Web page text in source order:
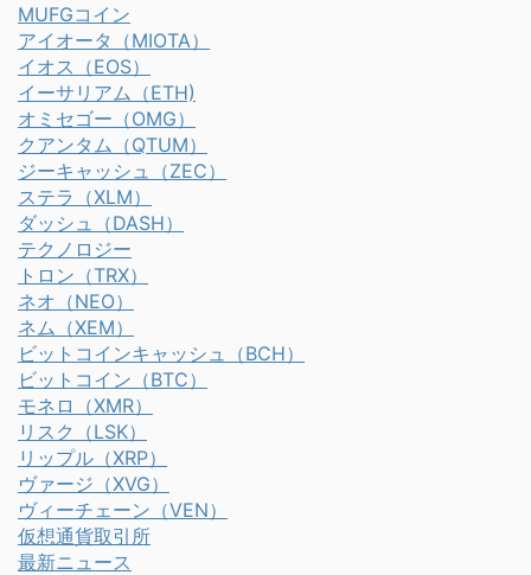
MUFGコイン
アイオータ（MIOTA）
イオス（EOS）
イーサリアム（ETH)
オミセゴー（OMG）
クアンタム（QTUM）
ジーキャッシュ（ZEC）
ステラ（XLM）
ダッシュ（DASH）
テクノロジー
トロン（TRX）
ネオ（NEO）
ネム（XEM）
ビットコインキャッシュ（BCH）
ビットコイン（BTC）
モネロ（XMR）
リスク（LSK）
リップル（XRP）
ヴァージ（XVG）
ヴィーチェーン（VEN）
仮想通貨取引所
最新ニュース